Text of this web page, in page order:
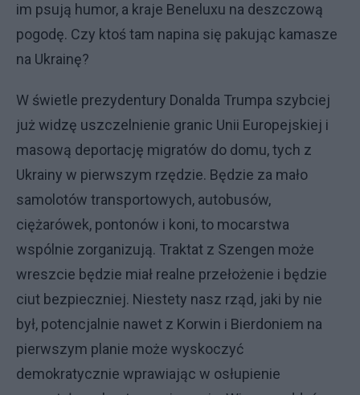
im psują humor, a kraje Beneluxu na deszczową
pogodę. Czy ktoś tam napina się pakując kamasze
na Ukrainę?
W świetle prezydentury Donalda Trumpa szybciej
już widzę uszczelnienie granic Unii Europejskiej i
masową deportację migratów do domu, tych z
Ukrainy w pierwszym rzędzie. Będzie za mało
samolotów transportowych, autobusów,
ciężarówek, pontonów i koni, to mocarstwa
wspólnie zorganizują. Traktat z Szengen może
wreszcie będzie miał realne przełożenie i będzie
ciut bezpieczniej. Niestety nasz rząd, jaki by nie
był, potencjalnie nawet z Korwin i Bierdoniem na
pierwszym planie może wyskoczyć
demokratycznie wprawiając w osłupienie